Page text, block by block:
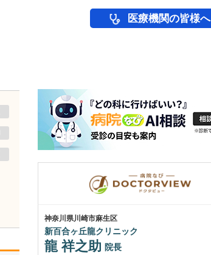
医療機関の皆様へ
神奈川県川崎市麻生区
新百合ヶ丘龍クリニック
龍 祥之助 院長